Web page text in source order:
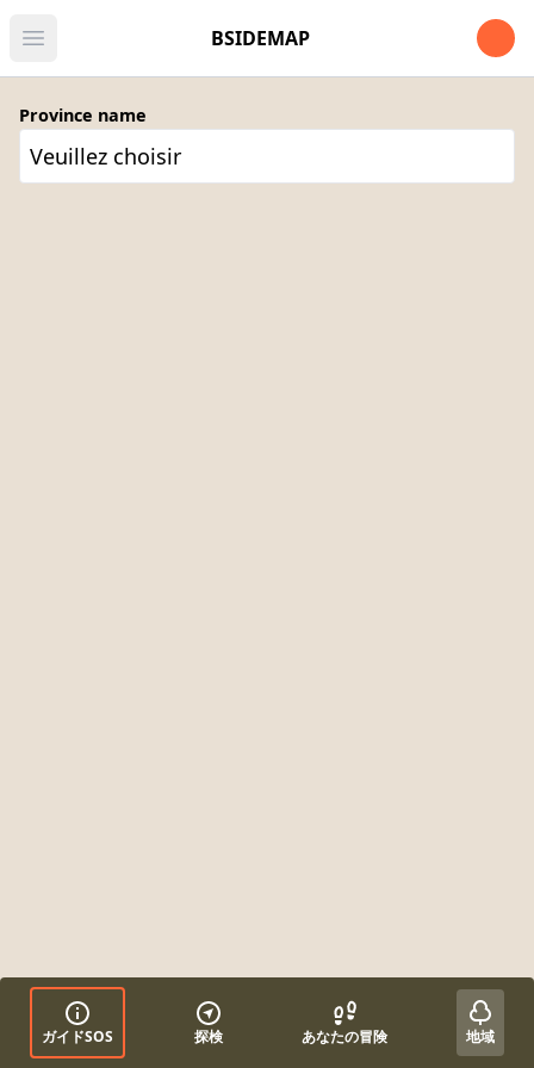
Open main menu BSIDEMAP Open
Province name
Veuillez choisir
ガイドSOS 探検 あなたの冒険 地域